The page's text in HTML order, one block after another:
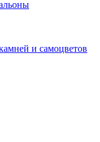
и самоцветов